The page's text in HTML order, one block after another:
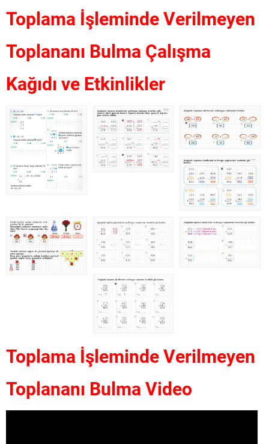
Toplama İşleminde Verilmeyen
Toplananı Bulma Çalışma
Kağıdı ve Etkinlikler
Toplama İşleminde Verilmeyen
Toplananı Bulma Video